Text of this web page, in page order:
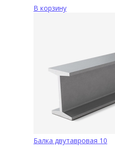
В корзину
Балка двутавровая 10